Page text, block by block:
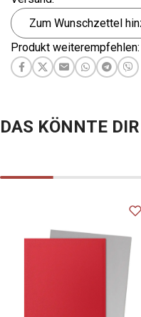
Zum Wunschzettel
Produkt weiterempfehlen:
DAS KÖNNTE